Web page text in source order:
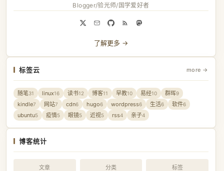
Blogger/验光师/国学爱好者
了解更多 →
标签云 more →
随笔31 linux16 读书12 博客11 早教10 易经10 群晖9
kindle7 网站7 cdn6 hugo6 wordpress6 生活6 软件6
ubuntu5 疫情5 眼镜5 近视5 rss4 亲子4
博客统计
文章 分类 标签